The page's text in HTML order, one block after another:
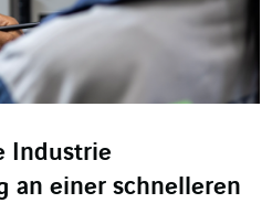
Industrie
an einer schnelleren